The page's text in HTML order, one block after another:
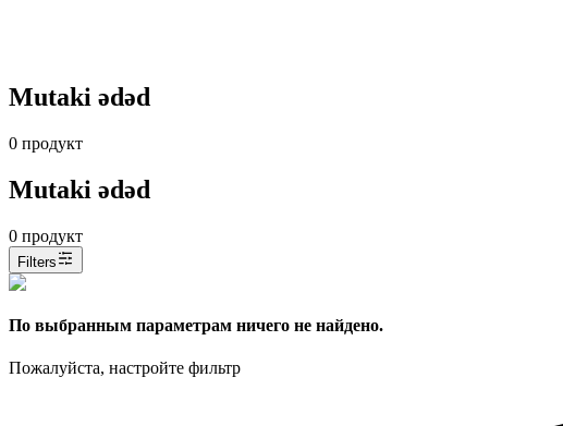
Mutaki ədəd
0 продукт
Mutaki ədəd
0 продукт
Filters
По выбранным параметрам ничего не найдено.
Пожалуйста, настройте фильтр